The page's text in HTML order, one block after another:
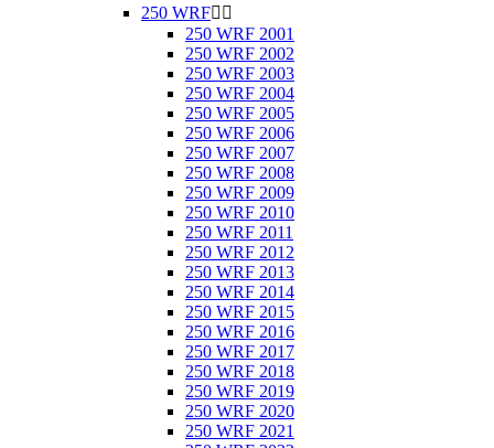
250 WRF 
250 WRF 2001
250 WRF 2002
250 WRF 2003
250 WRF 2004
250 WRF 2005
250 WRF 2006
250 WRF 2007
250 WRF 2008
250 WRF 2009
250 WRF 2010
250 WRF 2011
250 WRF 2012
250 WRF 2013
250 WRF 2014
250 WRF 2015
250 WRF 2016
250 WRF 2017
250 WRF 2018
250 WRF 2019
250 WRF 2020
250 WRF 2021